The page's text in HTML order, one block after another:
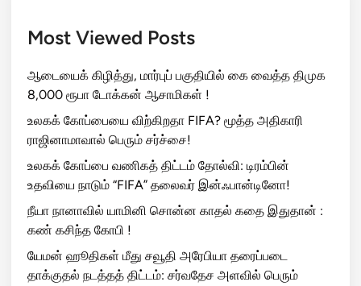
Most Viewed Posts
ஆடையைக் கிழித்து, மார்புப் பகுதியில் கை வைத்த திமுக
8,000 ரூபா டோக்கன் ஆசாமிகள் !
உலகக் கோப்பையை விற்கிறதா FIFA? மூத்த அதிகாரி
ராஜினாமாவால் பெரும் சர்ச்சை!
உலகக் கோப்பை வணிகத் திட்டம் தோல்வி: டிரம்பின்
உதவியை நாடும் “FIFA” தலைவர் இன்ஃபான்டினோ!
நீயா நானாவில் யாமினி சொன்ன காதல் கதை இதுதான் :
கண் கசிந்த கோபி !
யேமன் ஹூதிகள் மீது சவூதி அரேபியா தரைப்படை
தாக்குதல் நடத்தத் திட்டம்: சர்வதேச அளவில் பெரும்